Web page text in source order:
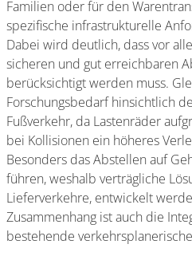
Familien oder für den
spezifische infrastrukturelle
Dabei wird deutlich, dass vor
sicheren und gut erreichbaren
berücksichtigt werden muss.
Forschungsbedarf hinsichtlich
Fußverkehr, da Lastenräder
bei Kollisionen ein höheres
Besonders das Abstellen auf
führen, weshalb verträgliche
Lieferverkehre, entwickelt
Zusammenhang ist auch die
bestehende